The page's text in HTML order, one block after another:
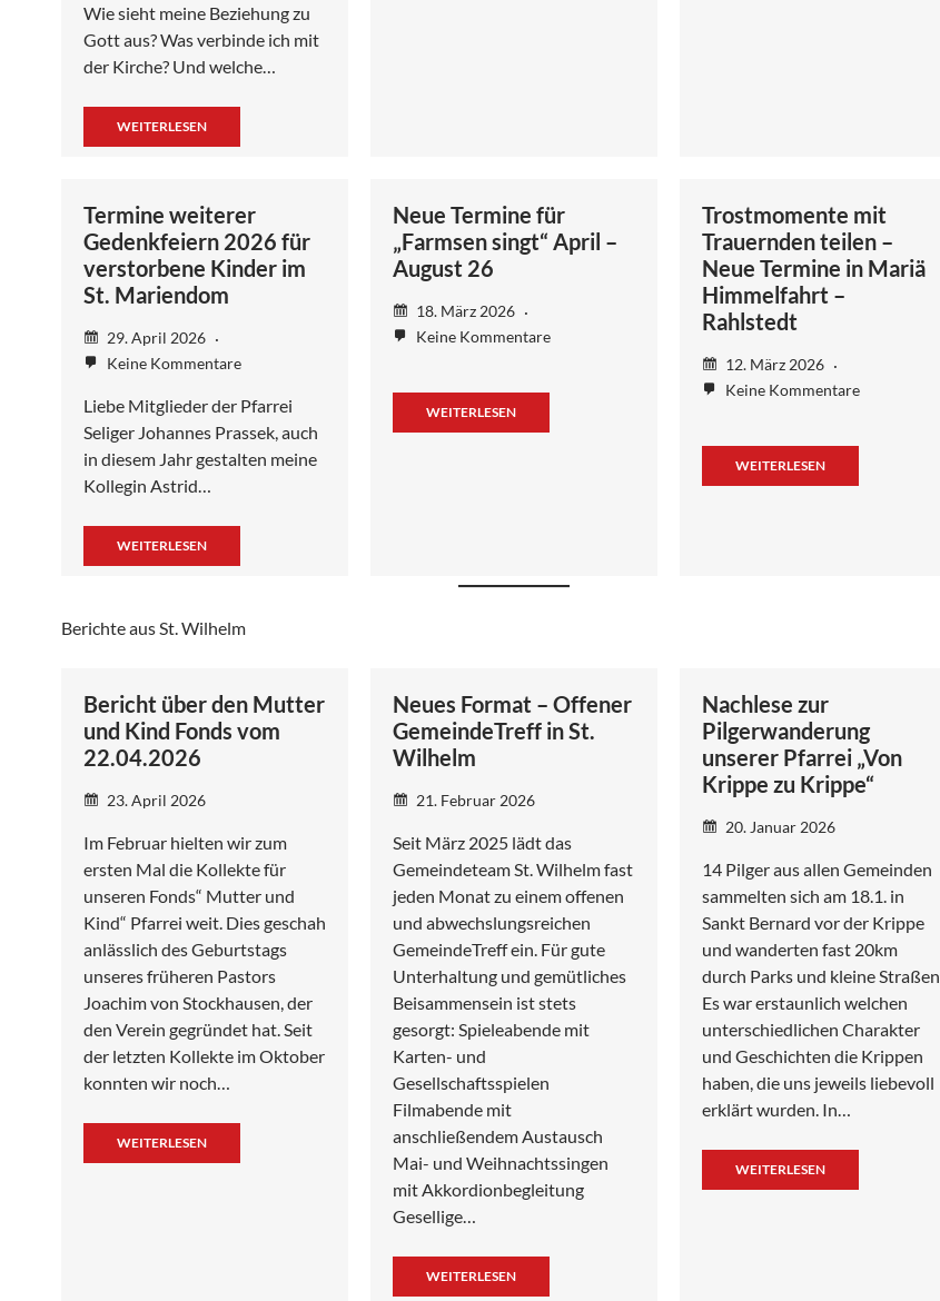
Wie sieht meine Beziehung zu
Gott aus? Was verbinde ich mit
der Kirche? Und welche…
WEITERLESEN
Termine weiterer
Gedenkfeiern 2026 für
verstorbene Kinder im
St. Mariendom
29. April 2026
Keine Kommentare
Liebe Mitglieder der Pfarrei
Seliger Johannes Prassek, auch
in diesem Jahr gestalten meine
Kollegin Astrid…
WEITERLESEN
Neue Termine für
„Farmsen singt“ April –
August 26
18. März 2026
Keine Kommentare
WEITERLESEN
Trostmomente mit
Trauernden teilen –
Neue Termine in Mariä
Himmelfahrt –
Rahlstedt
12. März 2026
Keine Kommentare
WEITERLESEN
Berichte aus St. Wilhelm
Bericht über den Mutter
und Kind Fonds vom
22.04.2026
23. April 2026
Im Februar hielten wir zum
ersten Mal die Kollekte für
unseren Fonds“ Mutter und
Kind“ Pfarrei weit. Dies geschah
anlässlich des Geburtstags
unseres früheren Pastors
Joachim von Stockhausen, der
den Verein gegründet hat. Seit
der letzten Kollekte im Oktober
konnten wir noch…
WEITERLESEN
Neues Format – Offener
GemeindeTreff in St.
Wilhelm
21. Februar 2026
Seit März 2025 lädt das
Gemeindeteam St. Wilhelm fast
jeden Monat zu einem offenen
und abwechslungsreichen
GemeindeTreff ein. Für gute
Unterhaltung und gemütliches
Beisammensein ist stets
gesorgt: Spieleabende mit
Karten- und
Gesellschaftsspielen
Filmabende mit
anschließendem Austausch
Mai- und Weihnachtssingen
mit Akkordionbegleitung
Gesellige…
WEITERLESEN
Nachlese zur
Pilgerwanderung
unserer Pfarrei „Von
Krippe zu Krippe“
20. Januar 2026
14 Pilger aus allen Gemeinden
sammelten sich am 18.1. in
Sankt Bernard vor der Krippe
und wanderten fast 20km
durch Parks und kleine Straßen.
Es war erstaunlich welchen
unterschiedlichen Charakter
und Geschichten die Krippen
haben, die uns jeweils liebevoll
erklärt wurden. In…
WEITERLESEN